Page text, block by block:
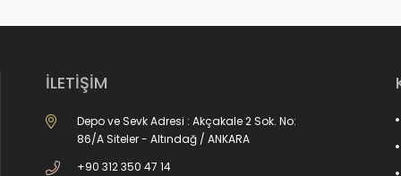
İLETİŞİM
Depo ve Sevk Adresi : Akçakale 2 Sok. No:
86/A Siteler - Altındağ / ANKARA
+90 312 350 47 14